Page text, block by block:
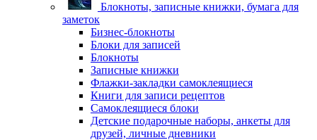
Блокноты, записные книжки, бумага для
заметок
Бизнес-блокноты
Блоки для записей
Блокноты
Записные книжки
Флажки-закладки самоклеящиеся
Книги для записи рецептов
Самоклеящиеся блоки
Детские подарочные наборы, анкеты для
друзей, личные дневники